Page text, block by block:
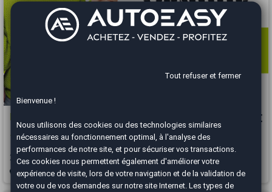
16 990 €
Trafic Fg L1H1 1200 1.6 dCi 120ch Cabine Approfondie Confort
2018 134000 km DIESEL Manuelle
Brest - 29850
Tout refuser et fermer
Bienvenue !
Nous utilisons des cookies ou des technologies similaires
nécessaires au fonctionnement optimal, à l'analyse des
performances de notre site, et pour sécuriser vos transactions.
Ces cookies nous permettent également d'améliorer votre
expérience de visite, lors de votre navigation et de la validation de
votre ou de vos demandes sur notre site Internet. Les types de